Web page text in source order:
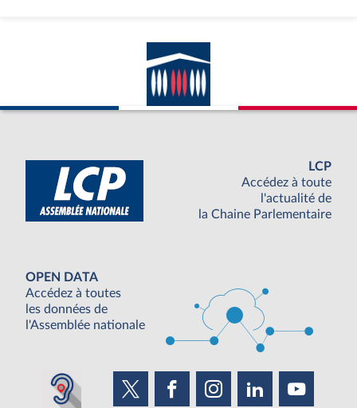
LCP
Accédez à toute
l'actualité de
la Chaine Parlementaire
OPEN DATA
Accédez à toutes
les données de
l'Assemblée nationale